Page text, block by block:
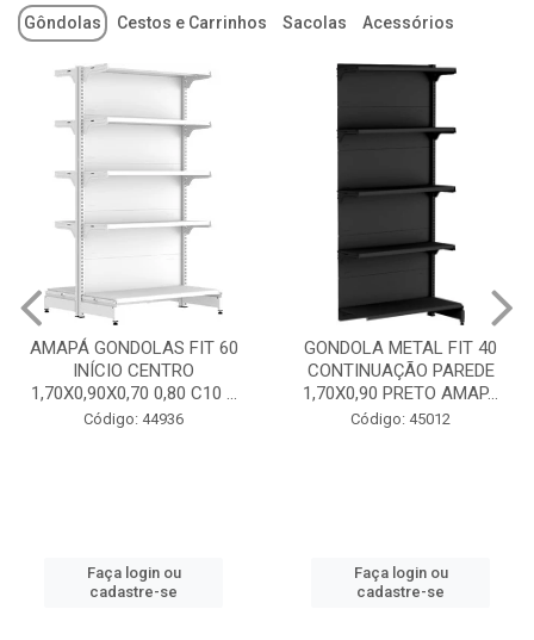
Gôndolas Cestos e Carrinhos Sacolas Acessórios
GONDOLA METAL FIT 40
CONTINUAÇÃO PAREDE
1,70X0,90 PRETO AMAP...
Código: 45012
Faça login ou
cadastre-se
GONDOLA METAL FIT 40
INICIO CENTRO 1,70X0,90
PRETO AMAPÁ
Código: 45013
cadastre-se